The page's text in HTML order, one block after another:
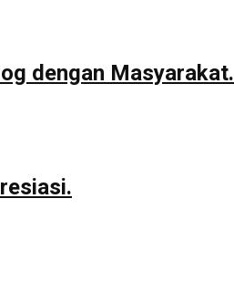
dengan Masyarakat.